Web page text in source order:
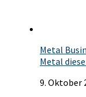
Metal
Metal
9. Oktober